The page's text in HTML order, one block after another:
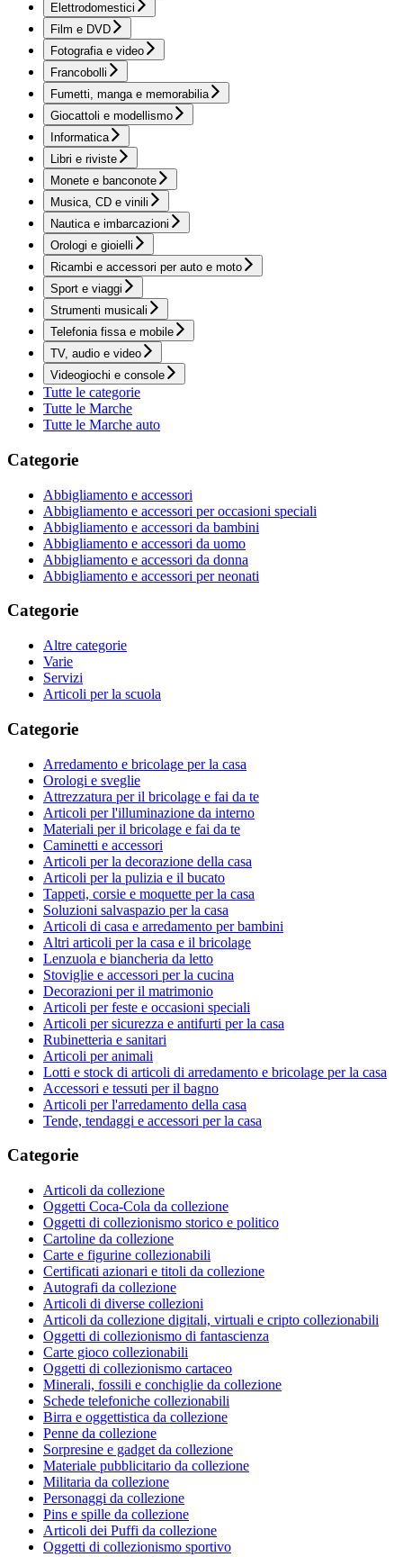
Elettrodomestici
Film e DVD
Fotografia e video
Francobolli
Fumetti, manga e memorabilia
Giocattoli e modellismo
Informatica
Libri e riviste
Monete e banconote
Musica, CD e vinili
Nautica e imbarcazioni
Orologi e gioielli
Ricambi e accessori per auto e moto
Sport e viaggi
Strumenti musicali
Telefonia fissa e mobile
TV, audio e video
Videogiochi e console
Tutte le categorie
Tutte le Marche
Tutte le Marche auto
Categorie
Abbigliamento e accessori
Abbigliamento e accessori per occasioni speciali
Abbigliamento e accessori da bambini
Abbigliamento e accessori da uomo
Abbigliamento e accessori da donna
Abbigliamento e accessori per neonati
Categorie
Altre categorie
Varie
Servizi
Articoli per la scuola
Categorie
Arredamento e bricolage per la casa
Orologi e sveglie
Attrezzatura per il bricolage e fai da te
Articoli per l'illuminazione da interno
Materiali per il bricolage e fai da te
Caminetti e accessori
Articoli per la decorazione della casa
Articoli per la pulizia e il bucato
Tappeti, corsie e moquette per la casa
Soluzioni salvaspazio per la casa
Articoli di casa e arredamento per bambini
Altri articoli per la casa e il bricolage
Lenzuola e biancheria da letto
Stoviglie e accessori per la cucina
Decorazioni per il matrimonio
Articoli per feste e occasioni speciali
Articoli per sicurezza e antifurti per la casa
Rubinetteria e sanitari
Articoli per animali
Lotti e stock di articoli di arredamento e bricolage per la casa
Accessori e tessuti per il bagno
Articoli per l'arredamento della casa
Tende, tendaggi e accessori per la casa
Categorie
Articoli da collezione
Oggetti Coca-Cola da collezione
Oggetti di collezionismo storico e politico
Cartoline da collezione
Carte e figurine collezionabili
Certificati azionari e titoli da collezione
Autografi da collezione
Articoli di diverse collezioni
Articoli da collezione digitali, virtuali e cripto collezionabili
Oggetti di collezionismo di fantascienza
Carte gioco collezionabili
Oggetti di collezionismo cartaceo
Minerali, fossili e conchiglie da collezione
Schede telefoniche collezionabili
Birra e oggettistica da collezione
Penne da collezione
Sorpresine e gadget da collezione
Materiale pubblicitario da collezione
Militaria da collezione
Personaggi da collezione
Pins e spille da collezione
Articoli dei Puffi da collezione
Oggetti di collezionismo sportivo